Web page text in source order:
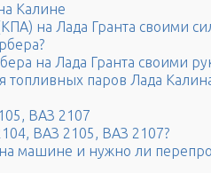
Калине
на Лада Гранта своими
на Лада Гранта своими
топливных паров Лада
ВАЗ 2107
ВАЗ 2105, ВАЗ 2107?
машине и нужно ли